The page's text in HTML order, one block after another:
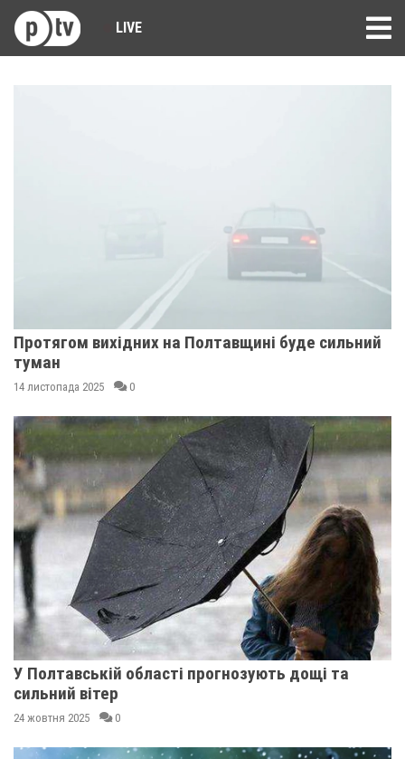
LIVE
Протягом вихідних на Полтавщині буде сильний
туман
14 листопада 2025 0
У Полтавській області прогнозують дощі та
сильний вітер
24 жовтня 2025 0